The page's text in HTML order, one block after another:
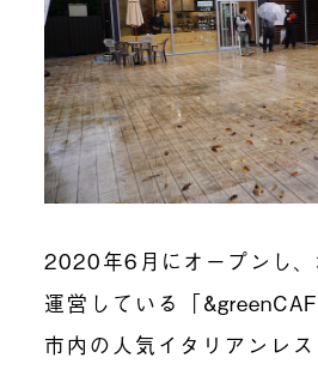
2020年6月にオープンし
運営している「
市内の人気イタリアンレス